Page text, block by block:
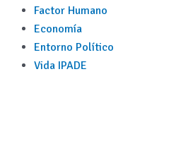
Factor Humano
Economía
Entorno Político
Vida IPADE